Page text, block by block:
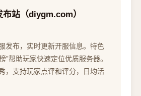
站（diygm.com）
发布，实时更新开服信息。特色
”帮助玩家快速定位优质服务器。
，支持玩家点评和评分，日均活